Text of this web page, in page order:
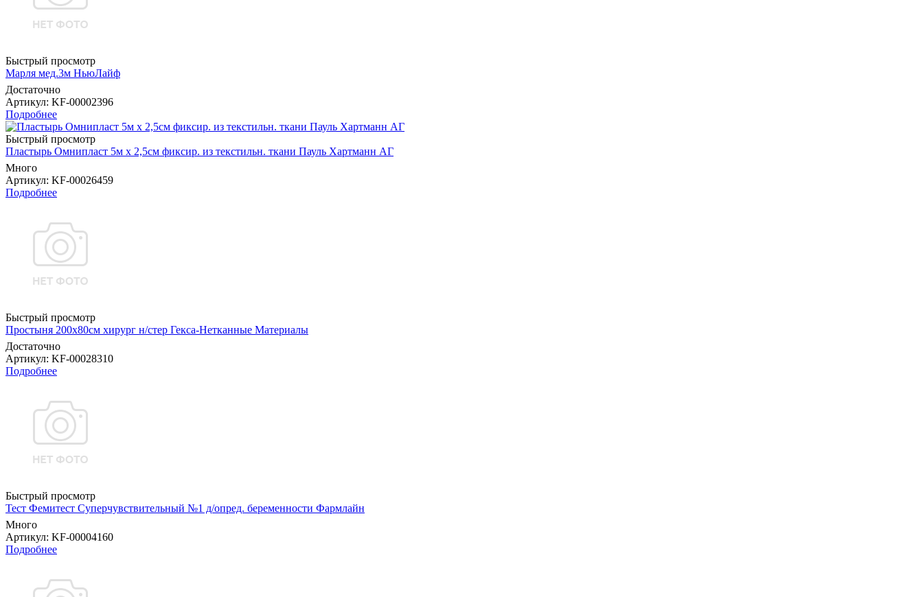
Быстрый просмотр
Марля мед.3м НьюЛайф
Достаточно
Артикул: KF-00002396
Подробнее
Быстрый просмотр
Пластырь Омнипласт 5м х 2,5см фиксир. из текстильн. ткани Пауль Хартманн AГ
Много
Артикул: KF-00026459
Подробнее
Быстрый просмотр
Простыня 200х80см хирург н/стер Гекса-Нетканные Материалы
Достаточно
Артикул: KF-00028310
Подробнее
Быстрый просмотр
Тест Фемитест Суперчувствительный №1 д/опред. беременности Фармлайн
Много
Артикул: KF-00004160
Подробнее